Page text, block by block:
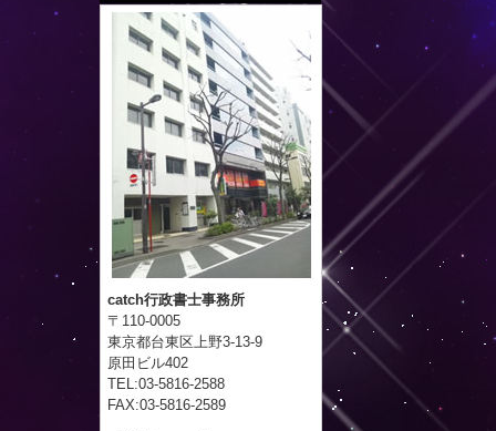
catch行政書士事務所
〒110-0005
東京都台東区上野3-13-9
原田ビル402
TEL:03-5816-2588
FAX:03-5816-2589